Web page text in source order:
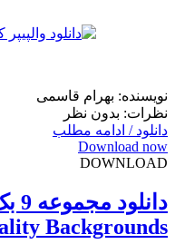
نویسنده: بهرام قاسمی
نظرات: بدون نظر
دانلود / ادامه مطلب
Download now
DOWNLOAD
Backgrounds